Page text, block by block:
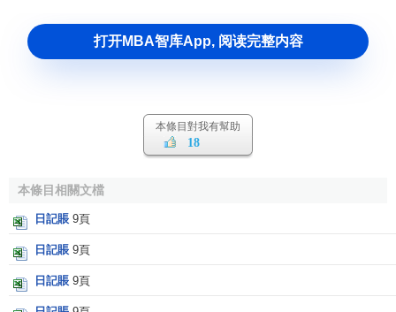
打开MBA智库App, 阅读完整内容
本條目對我有幫助
18
本條目相關文檔
日記賬 9頁
日記賬 9頁
日記賬 9頁